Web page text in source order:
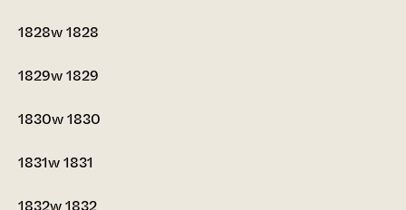
1828w1828
1829w1829
1830w1830
1831w1831
1832w1832